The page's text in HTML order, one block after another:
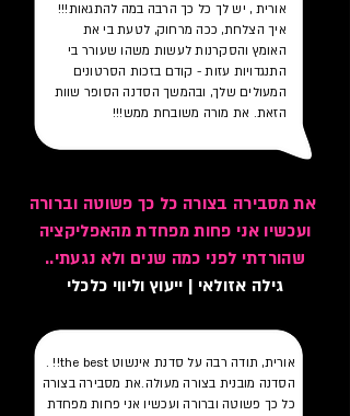
אורית , יש לך כל כך הרבה במה להתגאות!!!
איך הצלחת, ככה מרחוק, לטעת בי את
האומץ והסקרנות לעשות משהו שעורר בי
התנגדויות עזות - קודם בזכות הסרטונים
המעולים שלך, ובהמשך הסדנה הסופר שוות
הזאת. את מורה משובחת ממש!!!
את מסבירה בצורה כל כך פשוטה וברורה
ועכשיו אני פחות מפחדת מהאפליקציה
שהורדתי לפני כמה שנים ולא נגעתי..
גילה אזולאי | ייעוץ וליווי כלכלי
אורית, תודה רבה על סדנת אינשוט the best!! .
הסדנה מובנית בצורה מעולה.את מסבירה בצורה
כל כך פשוטה וברורה ועכשיו אני פחות מפחדת